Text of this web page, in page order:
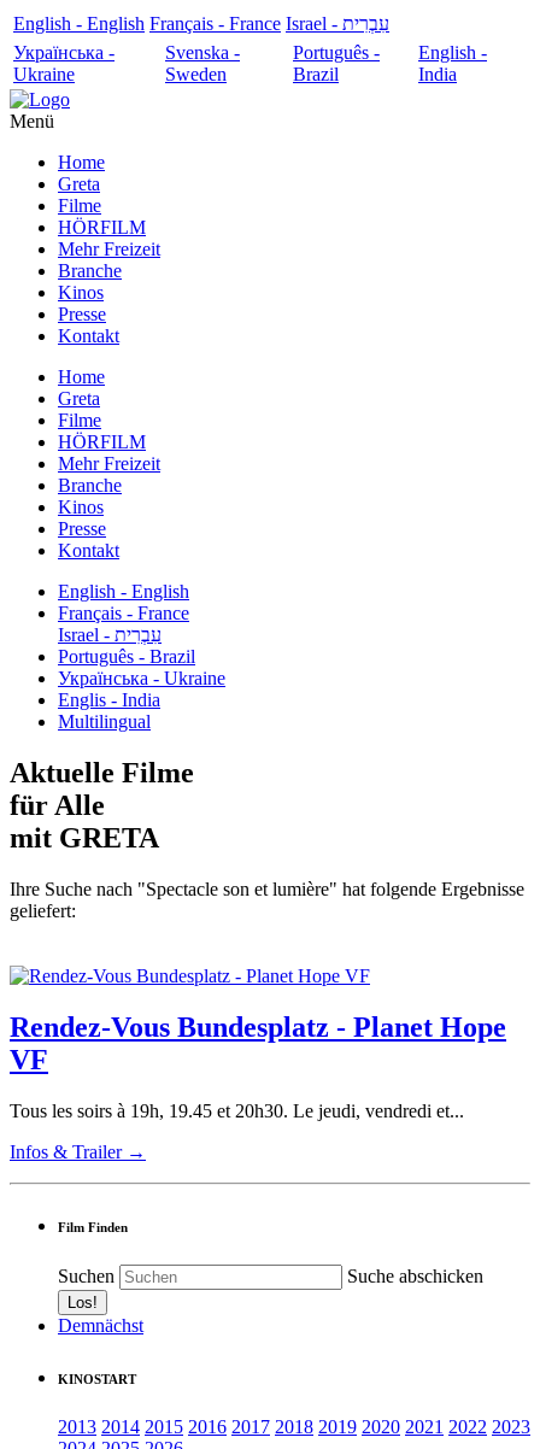
English - English Français - France
עִבְרִית - Israel
Українська -
Ukraine
Svenska -
Sweden
Português -
Brazil
English -
India
Menü
Home
Greta
Filme
HÖRFILM
Mehr Freizeit
Branche
Kinos
Presse
Kontakt
Home
Greta
Filme
HÖRFILM
Mehr Freizeit
Branche
Kinos
Presse
Kontakt
English - English
Français - France
עִבְרִית - Israel
Português - Brazil
Українська - Ukraine
Englis - India
Multilingual
Aktuelle Filme
für Alle
mit GRETA
Ihre Suche nach "Spectacle son et lumière" hat folgende Ergebnisse
geliefert:
Rendez-Vous Bundesplatz - Planet Hope
VF
Tous les soirs à 19h, 19.45 et 20h30. Le jeudi, vendredi et...
Infos & Trailer →
Film Finden
Suchen Suche abschicken
Demnächst
KINOSTART
2013 2014 2015 2016 2017 2018 2019 2020 2021 2022 2023